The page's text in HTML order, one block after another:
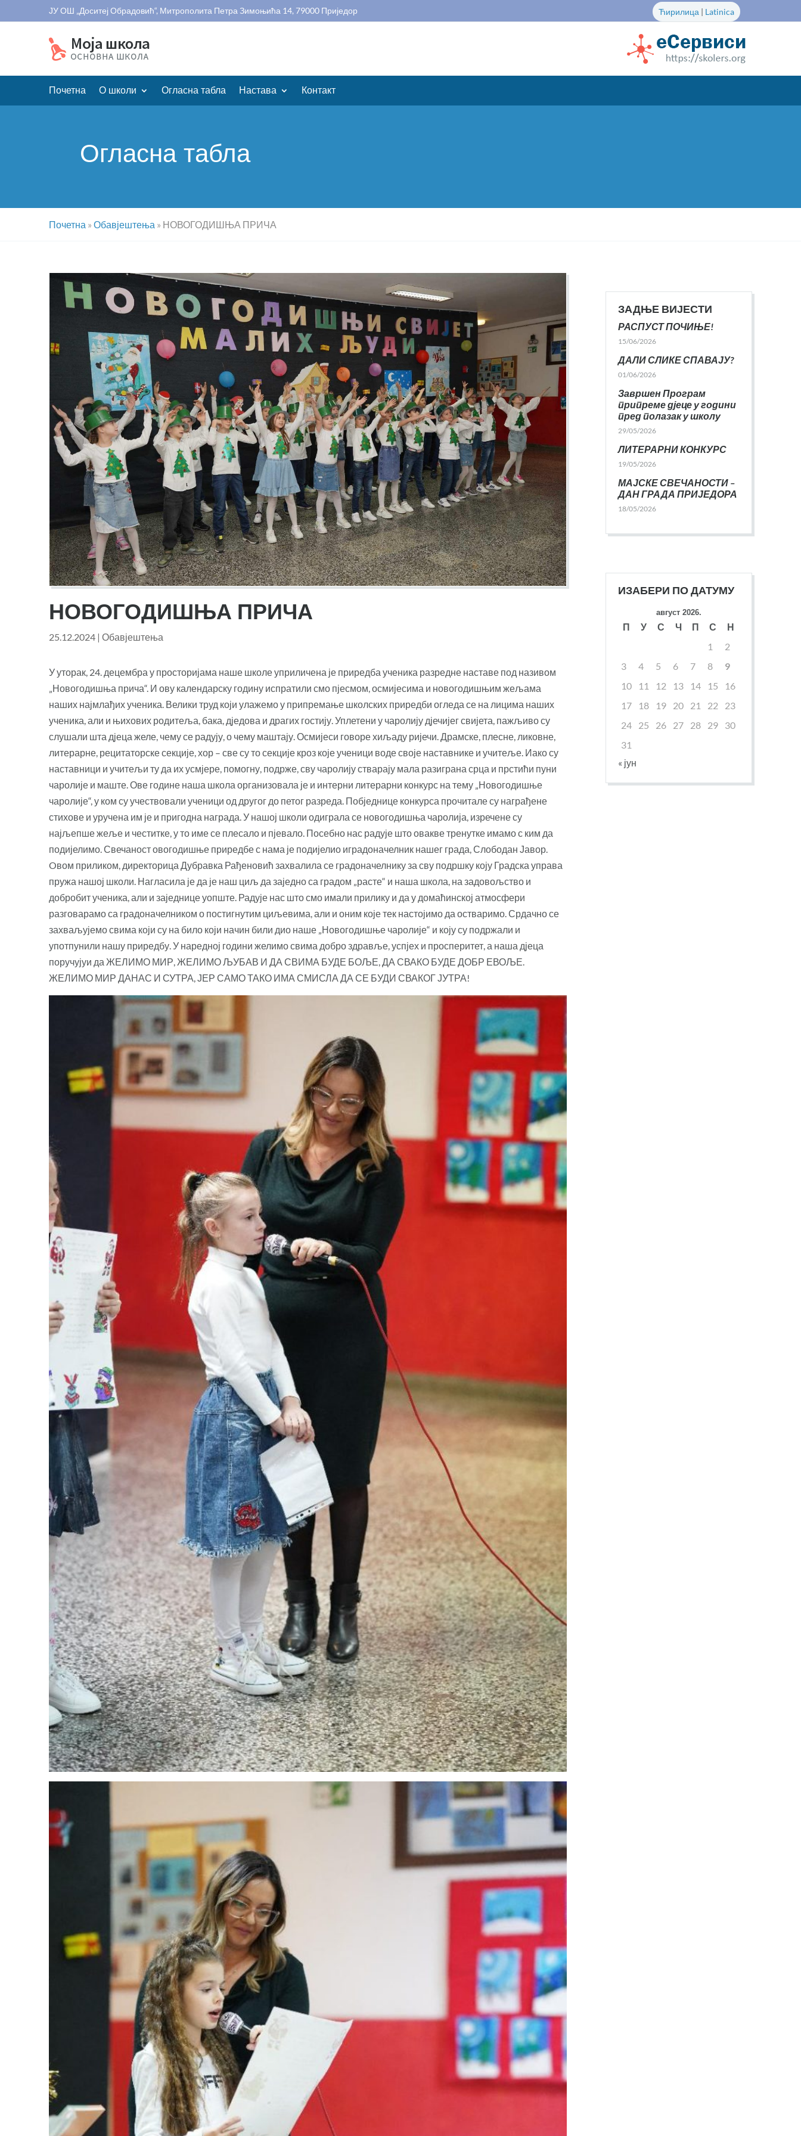
ЈУ ОШ „Доситеј Обрадовић“, Митрополита Петра Зимоњића 14, 79000 Приједор Ћирилица | Latinica
Почетна О школи Огласна табла Настава Контакт
Огласна табла
Почетна » Обавјештења » НОВОГОДИШЊА ПРИЧА
НОВОГОДИШЊА ПРИЧА
25.12.2024 | Обавјештења
У уторак, 24. децембра у просторијама наше школе уприличена је приредба ученика разредне наставе под називом
„Новогодишња прича“. И ову календарску годину испратили смо пјесмом, осмијесима и новогодишњим жељама
наших најмлађих ученика. Велики труд који улажемо у припремање школских приредби огледа се на лицима наших
ученика, али и њихових родитеља, бака, дједова и драгих гостију. Уплетени у чаролију дјечијег свијета, пажљиво су
слушали шта дјеца желе, чему се радују, о чему маштају. Осмијеси говоре хиљаду ријечи. Драмске, плесне, ликовне,
литерарне, рецитаторске секције, хор – све су то секције кроз које ученици воде своје наставнике и учитеље. Иако су
наставници и учитељи ту да их усмјере, помогну, подрже, сву чаролију стварају мала разиграна срца и прстићи пуни
чаролије и маште. Ове године наша школа организовала је и интерни литерарни конкурс на тему „Новогодишње
чаролије“, у ком су учествовали ученици од другог до петог разреда. Побједнице конкурса прочитале су награђене
стихове и уручена им је и пригодна награда. У нашој школи одиграла се новогодишња чаролија, изречене су
најљепше жеље и честитке, у то име се плесало и пјевало. Посебно нас радује што овакве тренутке имамо с ким да
подијелимо. Свечаност овогодишње приредбе с нама је подијелио иградоначелник нашег града, Слободан Јавор.
Oвом приликом, директорица Дубравка Рађеновић захвалила се градоначелнику за сву подршку коју Градска управа
пружа нашој школи. Нагласила је да је наш циљ да заједно са градом „расте“ и наша школа, на задовољство и
добробит ученика, али и заједнице уопште. Радује нас што смо имали прилику и да у домаћинској атмосфери
разговарамо са градоначелником о постигнутим циљевима, али и оним које тек настојимо да остваримо. Срдачно се
захваљујемо свима који су на било који начин били дио наше „Новогодишње чаролије“ и коју су подржали и
употпунили нашу приредбу. У наредној години желимо свима добро здравље, успјех и просперитет, а наша дјеца
поручујуи да ЖЕЛИМО МИР, ЖЕЛИМО ЉУБАВ И ДА СВИМА БУДЕ БОЉЕ, ДА СВАКО БУДЕ ДОБР ЕВОЉЕ.
ЖЕЛИМО МИР ДАНАС И СУТРА, ЈЕР САМО ТАКО ИМА СМИСЛА ДА СЕ БУДИ СВАКОГ ЈУТРА!
ЗАДЊЕ ВИЈЕСТИ
РАСПУСТ ПОЧИЊЕ!
15/06/2026
ДАЛИ СЛИКЕ СПАВАЈУ?
01/06/2026
Завршен Програм
припреме дјеце у години
пред полазак у школу
29/05/2026
ЛИТЕРАРНИ КОНКУРС
19/05/2026
МАЈСКЕ СВЕЧАНОСТИ –
ДАН ГРАДА ПРИЈЕДОРА
18/05/2026
ИЗАБЕРИ ПО ДАТУМУ
август 2026.
П У С Ч П С
Н
1
2
3
4 5 6 7 8
9
10
11 12 13 14 15
16
17
18 19 20 21 22
23
24
25 26 27 28 29
30
31
« јун